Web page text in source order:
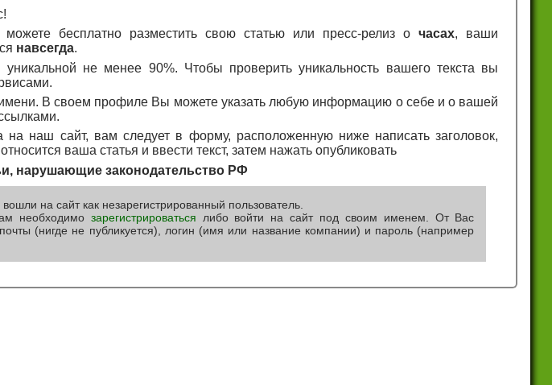
бесплатно разместить свою статью или пресс-релиз очасах, ваши
навсегда.
не менее 90%. Чтобы проверить уникальность вашего текста вы
имени. В своем профиле Вы можете указать любую информацию о себе и о вашей
на наш сайт, вам следует в форму, расположенную ниже написать заголовок,
ваша статья и ввести текст, затем нажать опубликовать
нарушающие законодательство РФ
на сайт как незарегистрированный пользователь.
необходимо зарегистрироваться либо войти на сайт под своим именем. От Вас
(нигде не публикуется), логин (имя или название компании) и пароль (например